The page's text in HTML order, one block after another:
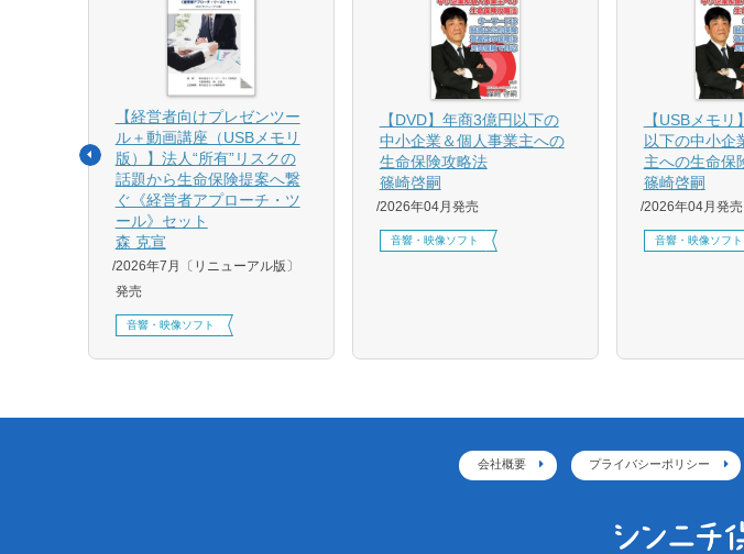
【経営者向けプレゼンツー
ル＋動画講座（USBメモリ
版）】法人“所有”リスクの
話題から生命保険提案へ繋
ぐ《経営者アプローチ・ツ
ール》セット
森 克宣
2026年7月〔リニューアル版〕
発売
音響・映像ソフト
【DVD】年商3億円以下の
中小企業＆個人事業主への
生命保険攻略法
篠崎啓嗣
2026年04月発売
音響・映像ソフト
【USBメモ
以下の中小企
主への生命保
篠崎啓嗣
2026年04月発売
音響・映像ソフト
会社概要 プライバシーポリシー